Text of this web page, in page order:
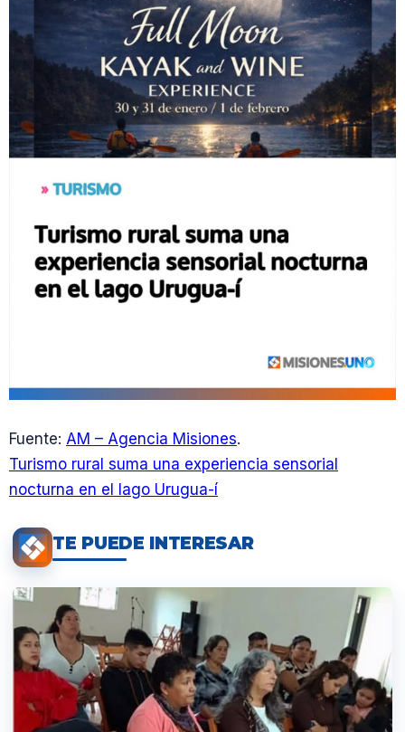
Fuente: AM – Agencia Misiones.
Turismo rural suma una experiencia sensorial
nocturna en el lago Urugua-í
TE PUEDE INTERESAR